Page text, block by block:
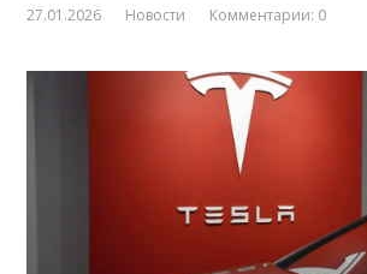
27.01.2026 Новости Комментарии: 0